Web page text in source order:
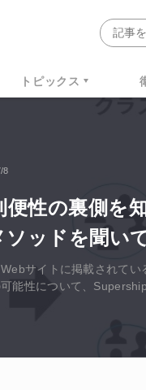
トピックス
8
便性の裏側を
ソッドを聞い
サイトに掲載されて
能性について、